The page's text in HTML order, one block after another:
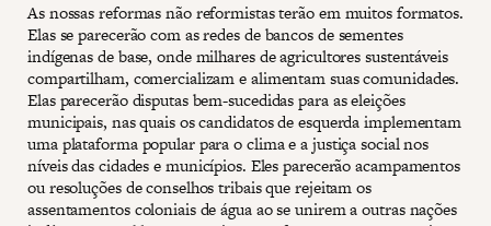
As nossas reformas não reformistas terão em muitos formatos.
Elas se parecerão com as redes de bancos de sementes
indígenas de base, onde milhares de agricultores sustentáveis ​​
compartilham, comercializam e alimentam suas comunidades.
Elas parecerão disputas bem-sucedidas para as eleições
municipais, nas quais os candidatos de esquerda implementam
uma plataforma popular para o clima e a justiça social nos
níveis das cidades e municípios. Eles parecerão acampamentos
ou resoluções de conselhos tribais que rejeitam os
assentamentos coloniais de água ao se unirem a outras nações